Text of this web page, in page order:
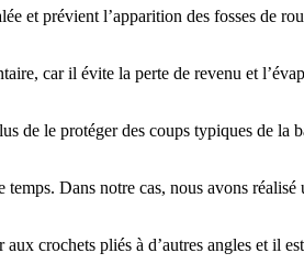
et prévient l’apparition des fosses de
car il évite la perte de revenu et
de le protéger des coups typiques de la
Dans notre cas, nous avons
crochets pliés à d’autres angles et il